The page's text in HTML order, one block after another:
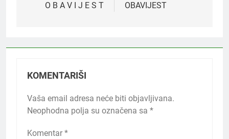
članaka
O B A V I J E S T
OBAVIJEST
KOMENTARIŠI
Vaša email adresa neće biti objavljivana.
Neophodna polja su označena sa *
Komentar *